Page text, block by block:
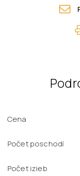
Cena
Počet poschodí
Počet izieb